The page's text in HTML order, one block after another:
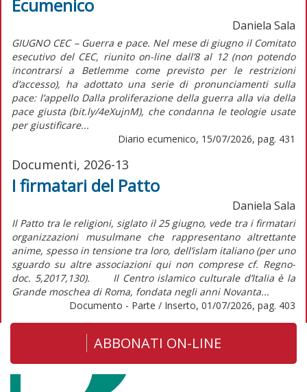
Ecumenico
Daniela Sala
GIUGNO CEC – Guerra e pace. Nel mese di giugno il Comitato
esecutivo del CEC, riunito on-line dall’8 al 12 (non potendo
incontrarsi a Betlemme come previsto per le restrizioni
d’accesso), ha adottato una serie di pronunciamenti sulla
pace: l’appello Dalla proliferazione della guerra alla via della
pace giusta (bit.ly/4eXujnM), che condanna le teologie usate
per giustificare...
Diario ecumenico, 15/07/2026, pag. 431
Documenti, 2026-13
I firmatari del Patto
Daniela Sala
Il Patto tra le religioni, siglato il 25 giugno, vede tra i firmatari
organizzazioni musulmane che rappresentano altrettante
anime, spesso in tensione tra loro, dell’islam italiano (per uno
sguardo su altre associazioni qui non comprese cf. Regno-
doc. 5,2017,130). Il Centro islamico culturale d’Italia è la
Grande moschea di Roma, fondata negli anni Novanta...
Documento - Parte / Inserto, 01/07/2026, pag. 403
ABBONATI ON-LINE